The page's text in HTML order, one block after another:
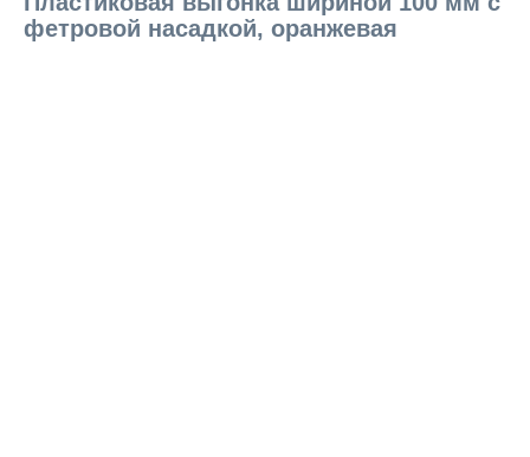
фетровой насадкой, оранжевая